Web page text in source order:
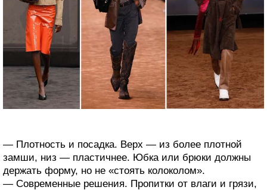
— Плотность и посадка. Верх — из более плотной
замши, низ — пластичнее. Юбка или брюки должны
держать форму, но не «стоять колоколом».
— Современные решения. Пропитки от влаги и грязи,